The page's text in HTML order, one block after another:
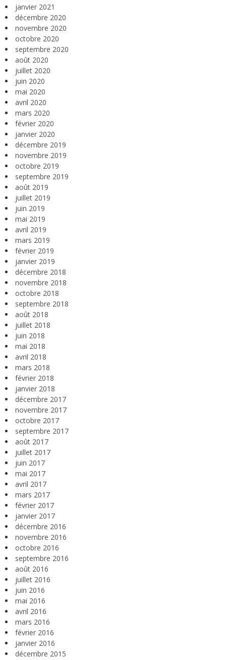
janvier 2021
décembre 2020
novembre 2020
octobre 2020
septembre 2020
août 2020
juillet 2020
juin 2020
mai 2020
avril 2020
mars 2020
février 2020
janvier 2020
décembre 2019
novembre 2019
octobre 2019
septembre 2019
août 2019
juillet 2019
juin 2019
mai 2019
avril 2019
mars 2019
février 2019
janvier 2019
décembre 2018
novembre 2018
octobre 2018
septembre 2018
août 2018
juillet 2018
juin 2018
mai 2018
avril 2018
mars 2018
février 2018
janvier 2018
décembre 2017
novembre 2017
octobre 2017
septembre 2017
août 2017
juillet 2017
juin 2017
mai 2017
avril 2017
mars 2017
février 2017
janvier 2017
décembre 2016
novembre 2016
octobre 2016
septembre 2016
août 2016
juillet 2016
juin 2016
mai 2016
avril 2016
mars 2016
février 2016
janvier 2016
décembre 2015